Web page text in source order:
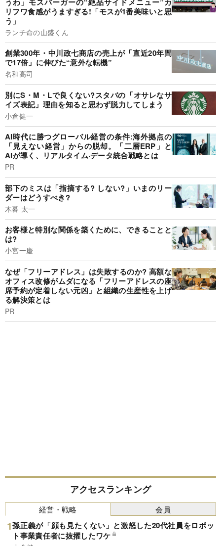
リフワ食感がうますぎる!「モスが1番美味いと思
う」
ランチ命の山盛くん
創業300年・中川政七商店の売上が「直近20年間
で17倍」に伸びた“意外な転機”
名和高司
別にS・M・Lで良くない?スタバの「オサレなサ
イズ表記」理由を知ると思わず脱力してしまう
小倉健一
AI時代に勝つグローバル経営の条件:海外拠点の
「見えない経営」からの脱却。「二層ERP」と
AIが導く、リアルタイム·データ統合戦略とは
PR
部下のミスは「指摘する? しない?」いまのリー
ダーはどうすべき?
木暮 太一
お客様と特別な関係を築くために、できることと
は?
小宮一慶
なぜ「フリーアドレス」は失敗するのか? 高額な
オフィス改修がムダになる「フリーアドレスの座
席予約が定着しない元凶」と組織の生産性を上げ
る解決策とは
PR
アクセスランキング
経営・戦略
孫正義が「顔も見たくない」と激怒した20代社員をロボッ
ト事業責任者に抜擢したワケ
会員